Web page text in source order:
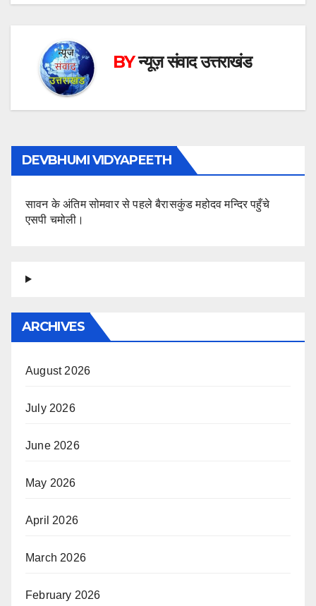
BYन्यूज़ संवाद उत्तराखंड
DEVBHUMI VIDYAPEETH
सावन के अंतिम सोमवार से पहले बैरासकुंड महोदव मन्दिर पहुँचे
एसपी चमोली।
ARCHIVES
August 2026
July 2026
June 2026
May 2026
April 2026
March 2026
February 2026